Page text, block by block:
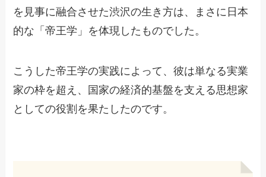
を見事に融合させた渋沢の生き方は、まさに日本
的な「帝王学」を体現したものでした。
こうした帝王学の実践によって、彼は単なる実業
家の枠を超え、国家の経済的基盤を支える思想家
としての役割を果たしたのです。